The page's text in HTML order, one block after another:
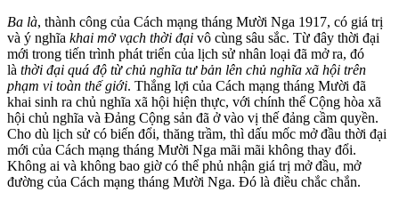
Ba là, thành công của Cách mạng tháng Mười Nga 1917, có giá trị
và ý nghĩa khai mở vạch thời đại vô cùng sâu sắc. Từ đây thời đại
mới trong tiến trình phát triển của lịch sử nhân loại đã mở ra, đó
là thời đại quá độ từ chủ nghĩa tư bản lên chủ nghĩa xã hội trên
phạm vi toàn thế giới. Thắng lợi của Cách mạng tháng Mười đã
khai sinh ra chủ nghĩa xã hội hiện thực, với chính thể Cộng hòa xã
hội chủ nghĩa và Đảng Cộng sản đã ở vào vị thế đảng cầm quyền.
Cho dù lịch sử có biến đổi, thăng trầm, thì dấu mốc mở đầu thời đại
mới của Cách mạng tháng Mười Nga mãi mãi không thay đổi.
Không ai và không bao giờ có thể phủ nhận giá trị mở đầu, mở
đường của Cách mạng tháng Mười Nga. Đó là điều chắc chắn.